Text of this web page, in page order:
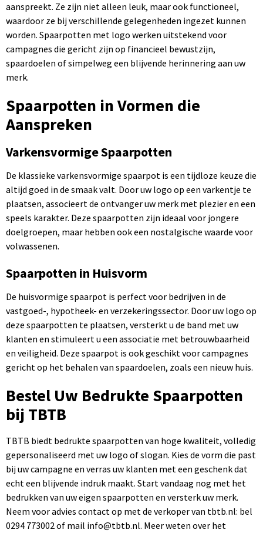
aanspreekt. Ze zijn niet alleen leuk, maar ook functioneel,
waardoor ze bij verschillende gelegenheden ingezet kunnen
worden. Spaarpotten met logo werken uitstekend voor
campagnes die gericht zijn op financieel bewustzijn,
spaardoelen of simpelweg een blijvende herinnering aan uw
merk.
Spaarpotten in Vormen die
Aanspreken
Varkensvormige Spaarpotten
De klassieke varkensvormige spaarpot is een tijdloze keuze die
altijd goed in de smaak valt. Door uw logo op een varkentje te
plaatsen, associeert de ontvanger uw merk met plezier en een
speels karakter. Deze spaarpotten zijn ideaal voor jongere
doelgroepen, maar hebben ook een nostalgische waarde voor
volwassenen.
Spaarpotten in Huisvorm
De huisvormige spaarpot is perfect voor bedrijven in de
vastgoed-, hypotheek- en verzekeringssector. Door uw logo op
deze spaarpotten te plaatsen, versterkt u de band met uw
klanten en stimuleert u een associatie met betrouwbaarheid
en veiligheid. Deze spaarpot is ook geschikt voor campagnes
gericht op het behalen van spaardoelen, zoals een nieuw huis.
Bestel Uw Bedrukte Spaarpotten
bij TBTB
TBTB biedt bedrukte spaarpotten van hoge kwaliteit, volledig
gepersonaliseerd met uw logo of slogan. Kies de vorm die past
bij uw campagne en verras uw klanten met een geschenk dat
echt een blijvende indruk maakt. Start vandaag nog met het
bedrukken van uw eigen spaarpotten en versterk uw merk.
Neem voor advies contact op met de verkoper van tbtb.nl: bel
0294 773002 of mail info@tbtb.nl. Meer weten over het